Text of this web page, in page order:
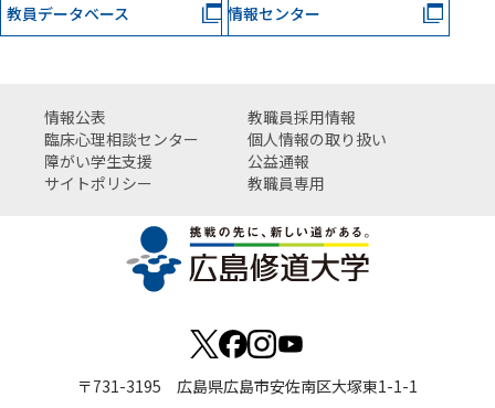
教員データベース 情報センター
情報公表
教職員採用情報
臨床心理相談センター
個人情報の取り扱い
障がい学生支援
公益通報
サイトポリシー
教職員専用
〒731-3195 広島県広島市安佐南区大塚東1-1-1